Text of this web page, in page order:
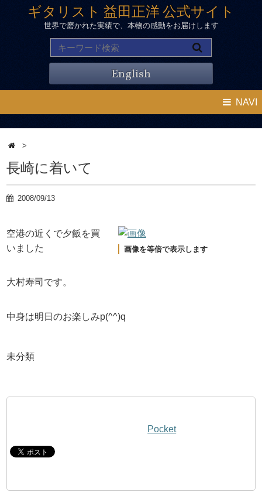
ギタリスト 益田正洋 公式サイト
世界で磨かれた実績で、本物の感動をお届けします
English
NAVI
>
長崎に着いて
2008/09/13
画像を等倍で表示します
空港の近くで夕飯を買
いました
大村寿司です。
中身は明日のお楽しみp(^^)q
未分類
Pocket